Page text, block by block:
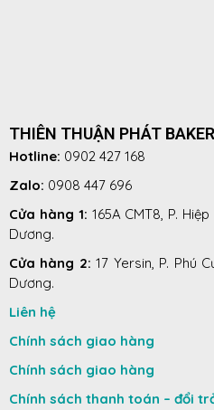
THIÊN THUẬN PHÁT
Hotline: 0902 427 168
Zalo: 0908 447 696
Cửa hàng 1: 165A CMT8, P.
Dương.
Cửa hàng 2: 17 Yersin, P. Phú
Dương.
Liên hệ
Chính sách giao hàng
Chính sách giao hàng
Chính sách thanh toán – đổi